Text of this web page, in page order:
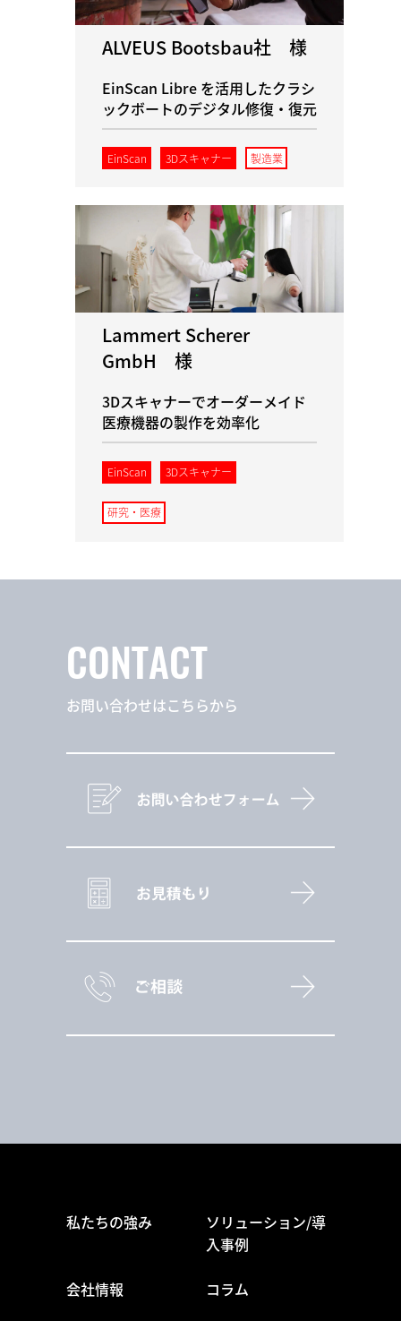
ALVEUS Bootsbau社 様
EinScan Libre を活用したクラシ
ックボートのデジタル修復・復元
EinScan 3Dスキャナー 製造業
Lammert Scherer
GmbH 様
3Dスキャナーでオーダーメイド
医療機器の製作を効率化
EinScan 3Dスキャナー
研究・医療
CONTACT
お問い合わせはこちらから
私たちの強み
ソリューション/導
入事例
会社情報 コラム